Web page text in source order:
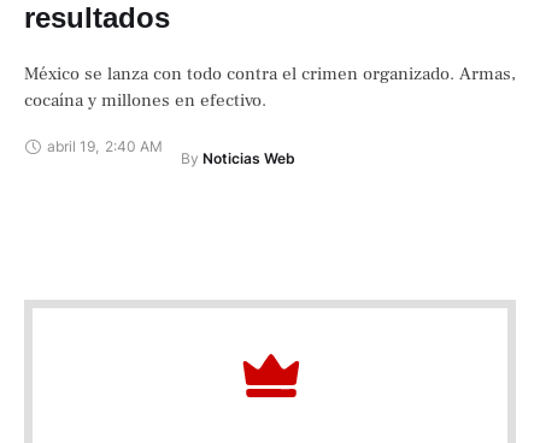
resultados
México se lanza con todo contra el crimen organizado. Armas,
cocaína y millones en efectivo.
abril 19, 2:40 AM
By Noticias Web